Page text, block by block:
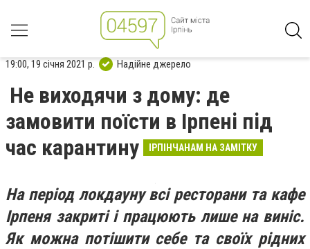
19:00, 19 січня 2021 р. Надійне джерело
Не виходячи з дому: де
замовити поїсти в Ірпені під
час карантину
ІРПІНЧАНАМ НА ЗАМІТКУ
На період локдауну всі ресторани та кафе
Ірпеня закриті і працюють лише на виніс.
Як можна потішити себе та своїх рідних